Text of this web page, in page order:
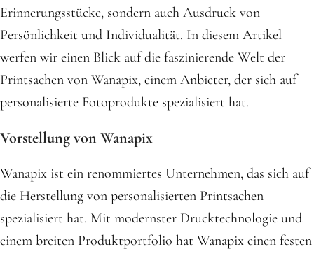
Erinnerungsstücke, sondern auch Ausdruck von
Persönlichkeit und Individualität. In diesem Artikel
werfen wir einen Blick auf die faszinierende Welt der
Printsachen von Wanapix, einem Anbieter, der sich auf
personalisierte Fotoprodukte spezialisiert hat.
Vorstellung von Wanapix
Wanapix ist ein renommiertes Unternehmen, das sich auf
die Herstellung von personalisierten Printsachen
spezialisiert hat. Mit modernster Drucktechnologie und
einem breiten Produktportfolio hat Wanapix einen festen